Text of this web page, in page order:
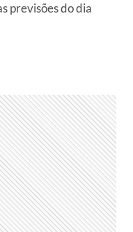
previsões do dia